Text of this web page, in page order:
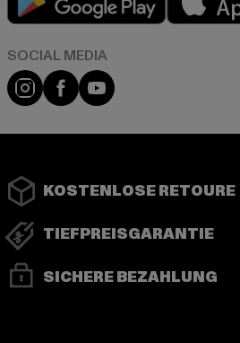
Instagram
FacebookYouTube
KOSTENLOSE RETOURE
TIEFPREISGARANTIE
SICHERE BEZAHLUNG